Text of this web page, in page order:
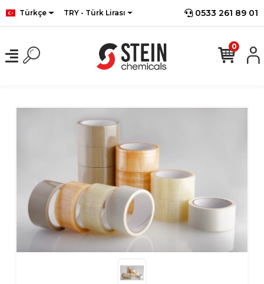
Türkçe TRY - Türk Lirası 0533 261 89 01
0